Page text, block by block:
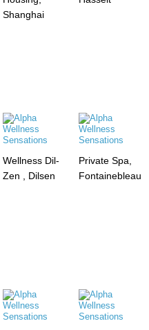
Shanghai
Wellness Dil-
Zen , Dilsen
Private Spa,
Fontainebleau